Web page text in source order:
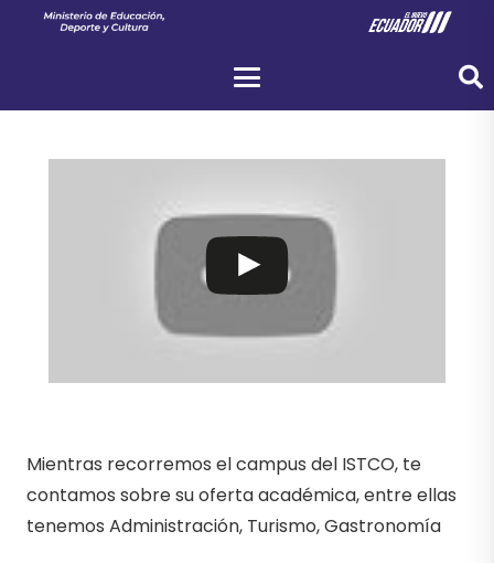
Mientras recorremos el campus del ISTCO, te
contamos sobre su oferta académica, entre ellas
tenemos Administración, Turismo, Gastronomía